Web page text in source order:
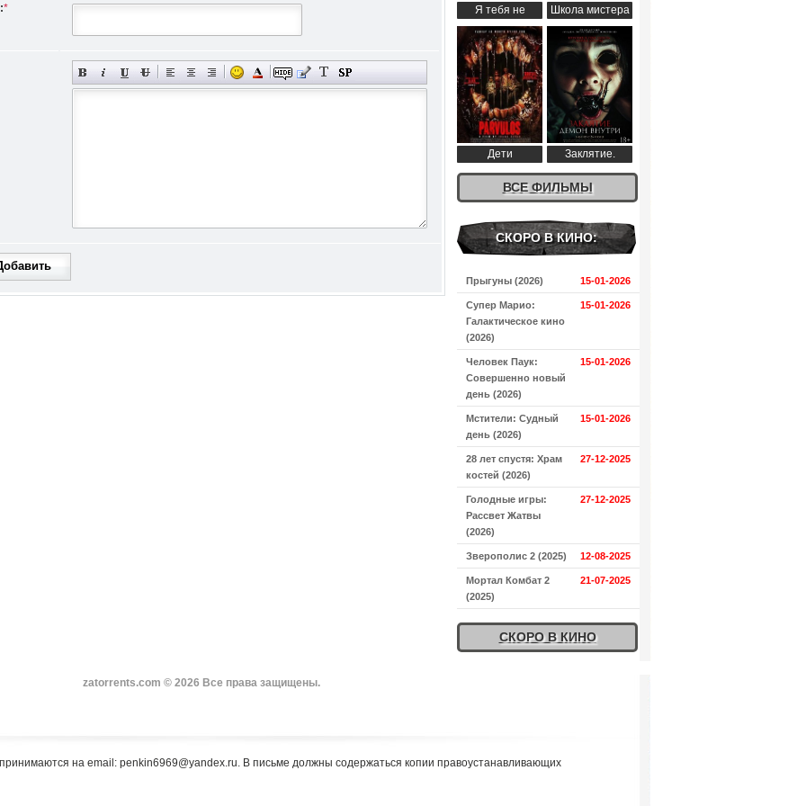
*
Я тебя не
понимаю (2024)
Школа мистера
Пингвина (2024)
Дети
апокалипсиса
(2024)
Заклятие.
Демон внутри
(2024)
ВСЕ ФИЛЬМЫ
СКОРО В КИНО:
Прыгуны (2026) 15-01-2026
Супер Марио:
Галактическое кино
(2026)
15-01-2026
Человек Паук:
Совершенно новый
день (2026)
15-01-2026
Мстители: Судный
день (2026)
15-01-2026
28 лет спустя: Храм
костей (2026)
27-12-2025
Голодные игры:
Рассвет Жатвы
(2026)
27-12-2025
Зверополис 2 (2025) 12-08-2025
Мортал Комбат 2
(2025)
21-07-2025
СКОРО В КИНО
zatorrents.com © 2026 Все права защищены.
на email: penkin6969@yandex.ru. В письме должны содержаться копии правоустанавливающих